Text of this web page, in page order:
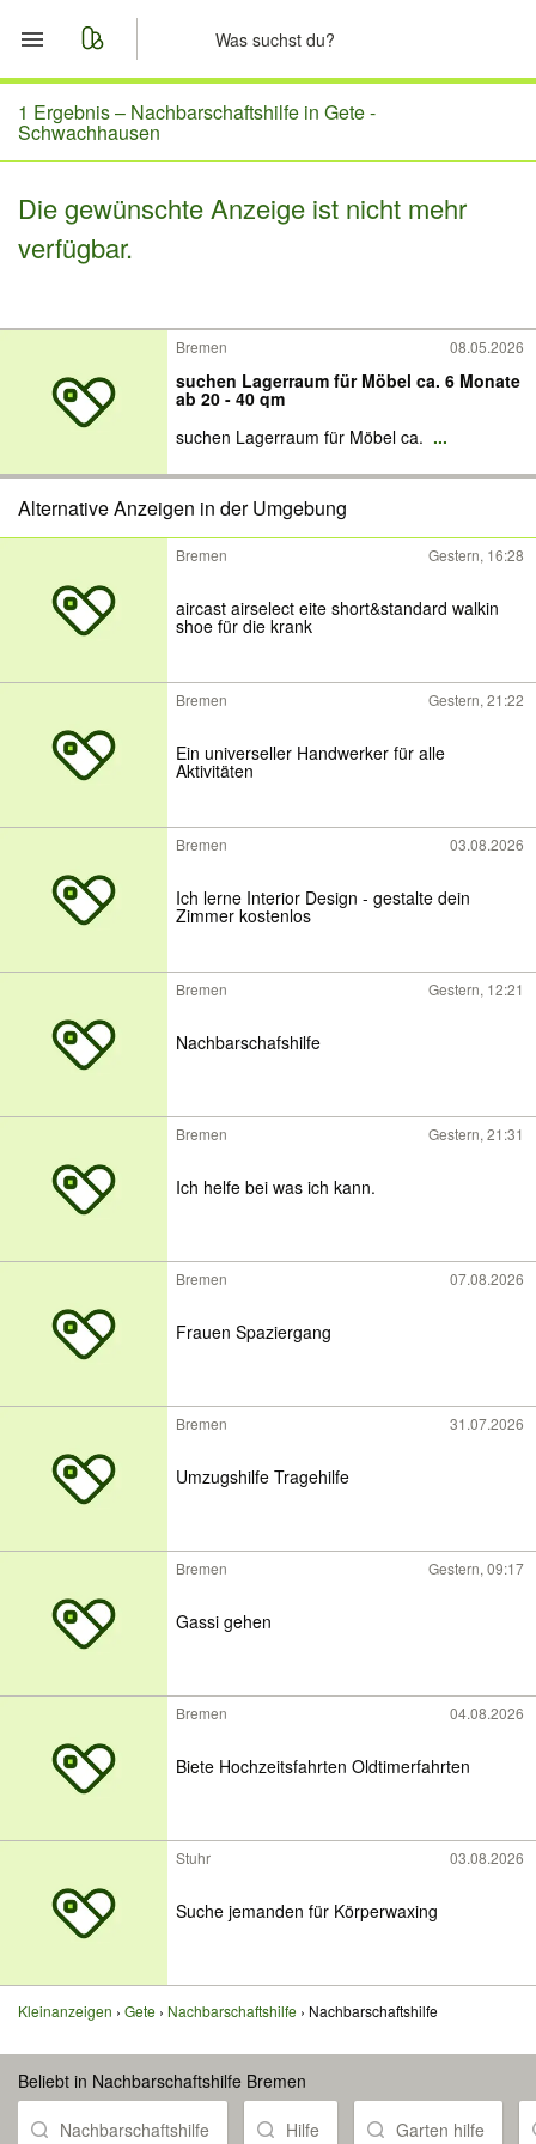
Start
Merkliste
Nachrichten
1 Ergebnis – Nachbarschaftshilfe in Gete -
Schwachhausen
Die gewünschte Anzeige ist nicht mehr
verfügbar.
Bremen 08.05.2026
suchen Lagerraum für Möbel ca. 6 Monate
ab 20 - 40 qm
suchen Lagerraum für Möbel ca. ...
Alternative Anzeigen in der Umgebung
Bremen Gestern, 16:28
aircast airselect eite short&standard walkin
shoe für die krank
Bremen Gestern, 21:22
Ein universeller Handwerker für alle
Aktivitäten
Bremen 03.08.2026
Ich lerne Interior Design - gestalte dein
Zimmer kostenlos
Bremen Gestern, 12:21
Nachbarschafshilfe
Bremen Gestern, 21:31
Ich helfe bei was ich kann.
Bremen 07.08.2026
Frauen Spaziergang
Bremen 31.07.2026
Umzugshilfe Tragehilfe
Bremen Gestern, 09:17
Gassi gehen
Bremen 04.08.2026
Biete Hochzeitsfahrten Oldtimerfahrten
Stuhr 03.08.2026
Suche jemanden für Körperwaxing
Kleinanzeigen Gete Nachbarschaftshilfe Nachbarschaftshilfe
Beliebt in Nachbarschaftshilfe Bremen
Nachbarschaftshilfe Hilfe Garten hilfe